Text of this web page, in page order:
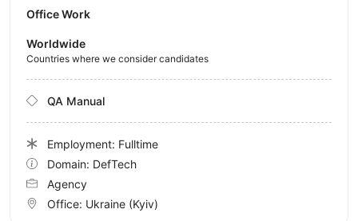
Office Work
Worldwide
Countries where we consider candidates
QA Manual
Employment: Fulltime
Domain: DefTech
Agency
Office: Ukraine (Kyiv)